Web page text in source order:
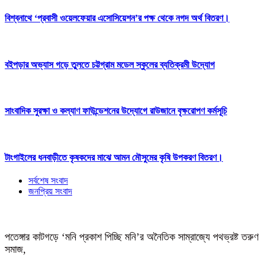
বিশ্বনাথে ‘প্রবাসী ওয়েলফেয়ার এসোসিয়েশন’র পক্ষ থেকে নগদ অর্থ বিতরণ।
বইপড়ার অভ্যাস গড়ে তুলতে চট্টগ্রাম মডেল স্কুলের ব্যতিক্রমী উদ্যোগ
সাংবাদিক সুরক্ষা ও কল্যাণ ফাউন্ডেশনের উদ্যোগে রাউজানে বৃক্ষরোপণ কর্মসূচি
টাংগাইলের ধনবাড়ীতে কৃষকদের মাঝে আমন মৌসুমের কৃষি উপকরণ বিতরণ।
সর্বশেষ সংবাদ
জনপ্রিয় সংবাদ
পতেঙ্গার কাটগড়ে ‘মনি প্রকাশ পিচ্ছি মনি’র অনৈতিক সাম্রাজ্যে পথভ্রষ্ট তরুণ
সমাজ,